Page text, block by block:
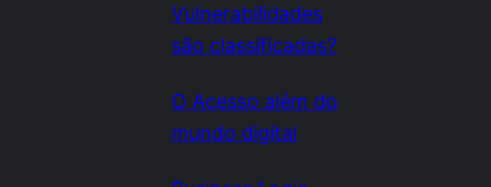
Vulnerabilidades
são classificadas?
O Acesso além do
mundo digital